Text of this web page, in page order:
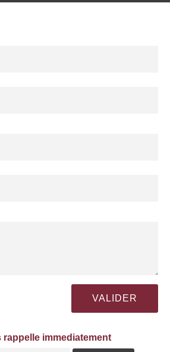
rappelle immediatement